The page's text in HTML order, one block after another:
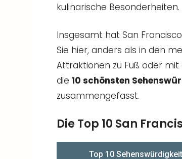
kulinarische Besonderheiten.
Insgesamt hat San
Sie hier, anders als in den
Attraktionen zu Fuß oder
die 10 schönsten
zusammengefasst.
Die Top 10 San